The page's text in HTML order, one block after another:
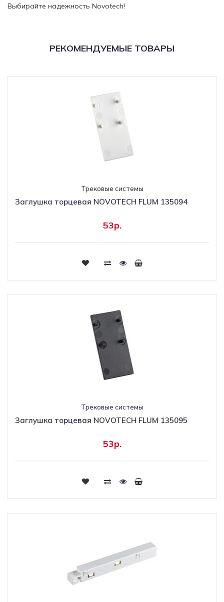
Выбирайте надежность Novotech!
РЕКОМЕНДУЕМЫЕ ТОВАРЫ
Трековые системы
Заглушка торцевая NOVOTECH FLUM 135094
53р.
Трековые системы
Заглушка торцевая NOVOTECH FLUM 135095
53р.